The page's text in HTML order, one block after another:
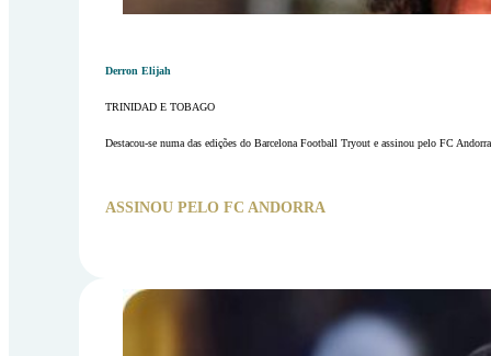
Derron Elijah
TRINIDAD E TOBAGO
Destacou-se numa das edições do Barcelona Football Tryout e assinou pelo FC
ASSINOU PELO FC ANDORRA